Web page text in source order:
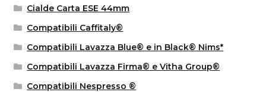
Cialde Carta ESE 44mm
Compatibili Caffitaly®
Compatibili Lavazza Blue® e in Black® Nims*
Compatibili Lavazza Firma® e Vitha Group®
Compatibili Nespresso ®